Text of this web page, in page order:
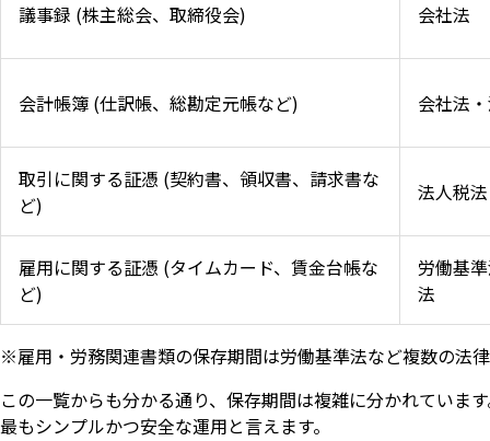
議事録 (株主総会、取締役会) 会社法
会計帳簿 (仕訳帳、総勘定元帳など) 会社法
取引に関する証憑 (契約書、領収書、請求書な
ど)
法人税法
雇用に関する証憑 (タイムカード、賃金台帳な
ど)
労働基
法
※雇用・労務関連書類の保存期間は労働基準法など複数の法
この一覧からも分かる通り、保存期間は複雑に分かれていま
最もシンプルかつ安全な運用と言えます。